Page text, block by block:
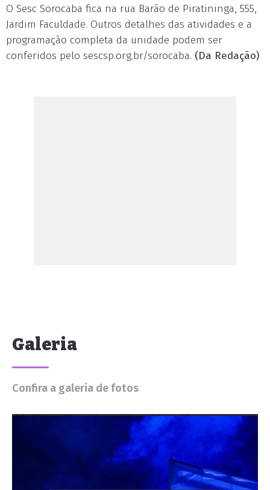
O Sesc Sorocaba fica na rua Barão de Piratininga, 555,
Jardim Faculdade. Outros detalhes das atividades e a
programação completa da unidade podem ser
conferidos pelo sescsp.org.br/sorocaba. (Da Redação)
Galeria
Confira a galeria de fotos